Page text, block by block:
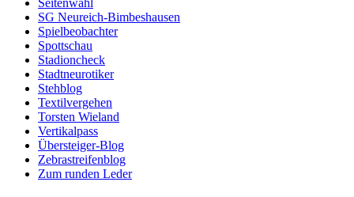
Seitenwahl
SG Neureich-Bimbeshausen
Spielbeobachter
Spottschau
Stadioncheck
Stadtneurotiker
Stehblog
Textilvergehen
Torsten Wieland
Vertikalpass
Übersteiger-Blog
Zebrastreifenblog
Zum runden Leder